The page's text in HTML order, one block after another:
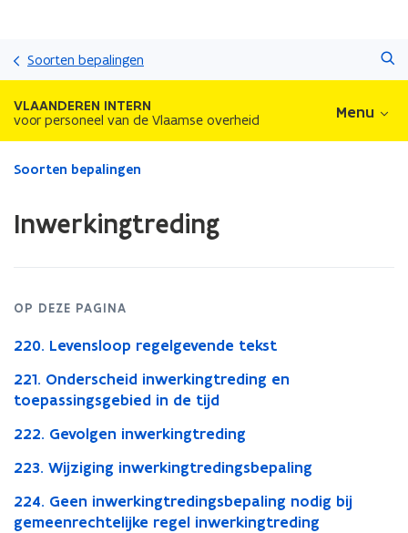
inhoud
Soorten bepalingen
VLAANDEREN INTERN
voor personeel van de Vlaamse overheid Menu
Gedaan
Inwerkingtreding
Soorten bepalingen
Inwerkingtreding
OP DEZE PAGINA
220. Levensloop regelgevende tekst
221. Onderscheid inwerkingtreding en
toepassingsgebied in de tijd
222. Gevolgen inwerkingtreding
223. Wijziging inwerkingtredingsbepaling
224. Geen inwerkingtredingsbepaling nodig bij
gemeenrechtelijke regel inwerkingtreding